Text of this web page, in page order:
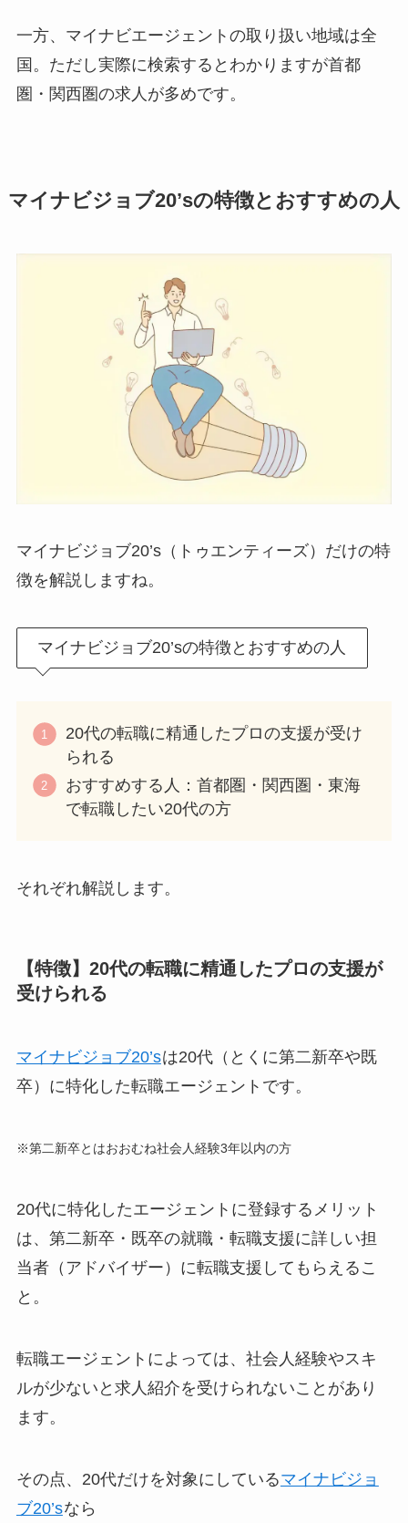
一方、マイナビエージェントの取り扱い地域は全
国 。ただし実際に検索するとわかりますが首都
圏・関西圏の求人が多めです。
マイナビジョブ20’sの特徴とおすすめの人
マイナビジョブ20’s（トゥエンティーズ）だけの特
徴を解説しますね。
マイナビジョブ20’sの特徴とおすすめの人
20代の転職に精通したプロの支援が受け
られる
おすすめする人：首都圏・関西圏・東海
で転職したい20代の方
それぞれ解説します。
【特徴】20代の転職に精通したプロの支援が
受けられる
マイナビジョブ20’sは20代（とくに第二新卒や既
卒）に特化した転職エージェントです。
※第二新卒とはおおむね社会人経験3年以内の方
20代に特化したエージェントに登録するメリット
は、 第二新卒・既卒の就職・転職支援に詳しい担
当者（アドバイザー） に転職支援してもらえるこ
と。
転職エージェントによっては、社会人経験やスキ
ルが少ないと求人紹介を受けられないことがあり
ます。
その点、20代だけを対象にしているマイナビジョ
ブ20’sなら